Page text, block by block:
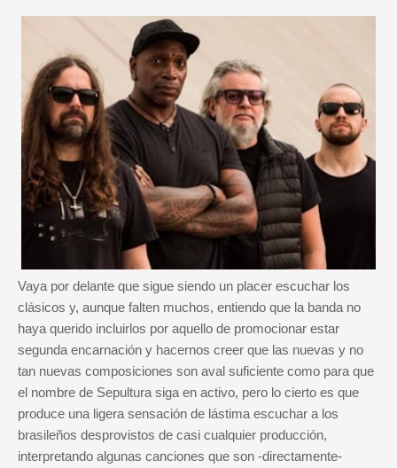
Vaya por delante que sigue siendo un placer escuchar los
clásicos y, aunque falten muchos, entiendo que la banda no
haya querido incluirlos por aquello de promocionar estar
segunda encarnación y hacernos creer que las nuevas y no
tan nuevas composiciones son aval suficiente como para que
el nombre de Sepultura siga en activo, pero lo cierto es que
produce una ligera sensación de lástima escuchar a los
brasileños desprovistos de casi cualquier producción,
interpretando algunas canciones que son -directamente-